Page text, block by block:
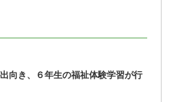
向き、６年生の福祉体験学習が行